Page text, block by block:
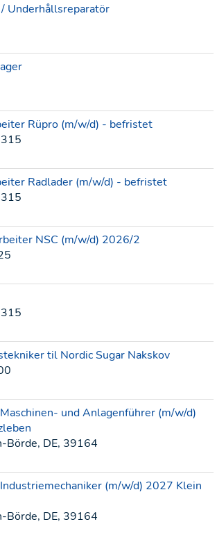
Underhållsreparatör
Rüpro (m/w/d) - befristet
Radlader (m/w/d) - befristet
NSC (m/w/d) 2026/2
til Nordic Sugar Nakskov
und Anlagenführer (m/w/d)
Börde, DE, 39164
(m/w/d) 2027 Klein
Börde, DE, 39164